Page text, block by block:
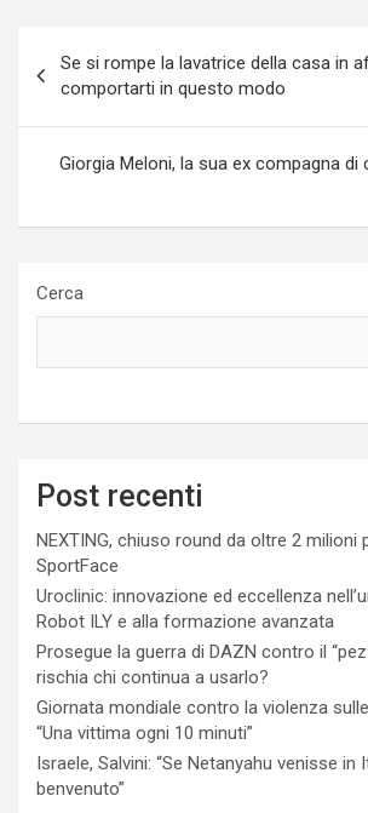
articoli
Se si rompe la lavatrice della casa in
comportarti in questo modo
Giorgia Meloni, la sua ex compagna di
Cerca
Post recenti
NEXTING, chiuso round da oltre 2 milioni
SportFace
Uroclinic: innovazione ed eccellenza
Robot ILY e alla formazione avanzata
Prosegue la guerra di DAZN contro il
rischia chi continua a usarlo?
Giornata mondiale contro la violenza
“Una vittima ogni 10 minuti”
Israele, Salvini: “Se Netanyahu venisse in
benvenuto”